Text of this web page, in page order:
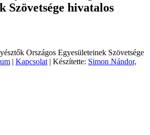
Szövetsége hivatalos
Országos Egyesületeinek Szövetsége
| Kapcsolat | Készítette: Simon Nándor,